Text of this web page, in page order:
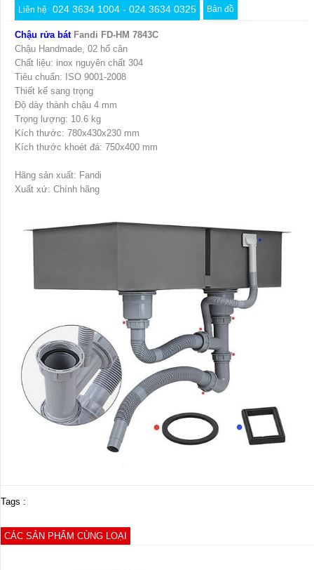
Liên hệ 024 3634 1004 - 024 3634 0325 Bản đồ
Chậu rửa bátFandi FD-HM 7843C
Chậu Handmade, 02 hố cân
Chất liệu: inox nguyên chất 304
Tiêu chuẩn: ISO 9001-2008
Thiết kế sang trọng
Độ dày thành chậu 4 mm
Trọng lượng: 10.6 kg
Kích thước: 780x430x230 mm
Kích thước khoét đá: 750x400 mm
Hãng sản xuất: Fandi
Xuất xứ: Chính hãng
Tags :
CÁC SẢN PHẨM CÙNG LOẠI